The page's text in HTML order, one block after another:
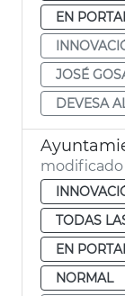
EN
JOSÉ
DEVESA
modificado
TODAS
EN
NORMAL